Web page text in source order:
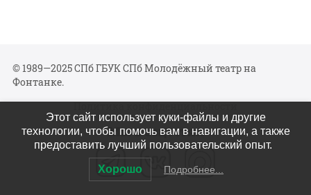
© 1989—2025 СПб ГБУК СПб Молодёжный театр на
Фонтанке.
Политика конфиденциальности
Мы в соцсетях
Этот сайт использует куки-файлы и другие
технологии, чтобы помочь вам в навигации, а также
предоставить лучший пользовательский опыт.
Хорошо Подробнее...